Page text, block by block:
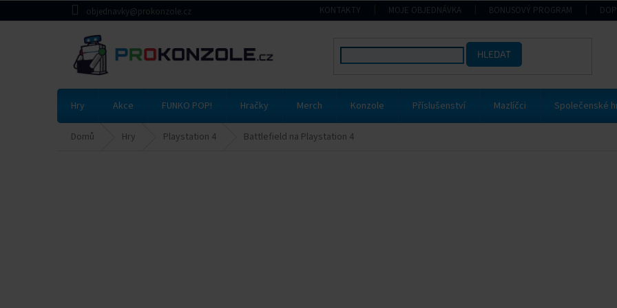
na
objednavky@prokonzole.cz KONTAKTY MOJE OBJEDNÁVKA BONUSOVÝ PROGRAM
HLEDAT
Hry Akce FUNKO POP! Hračky Merch Konzole Příslušenství Mazlíčci Společenské
Domů Hry Playstation 4 Battlefield na Playstation 4